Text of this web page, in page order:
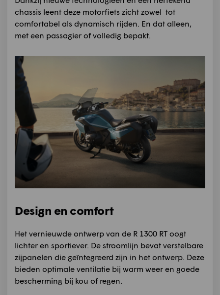
chassis leent deze motorfiets zicht zowel tot
comfortabel als dynamisch rijden. En dat alleen,
met een passagier of volledig bepakt.
Design en comfort
Het vernieuwde ontwerp van de R 1300 RT oogt
lichter en sportiever. De stroomlijn bevat verstelbare
zijpanelen die geïntegreerd zijn in het ontwerp. Deze
bieden optimale ventilatie bij warm weer en goede
bescherming bij kou of regen.